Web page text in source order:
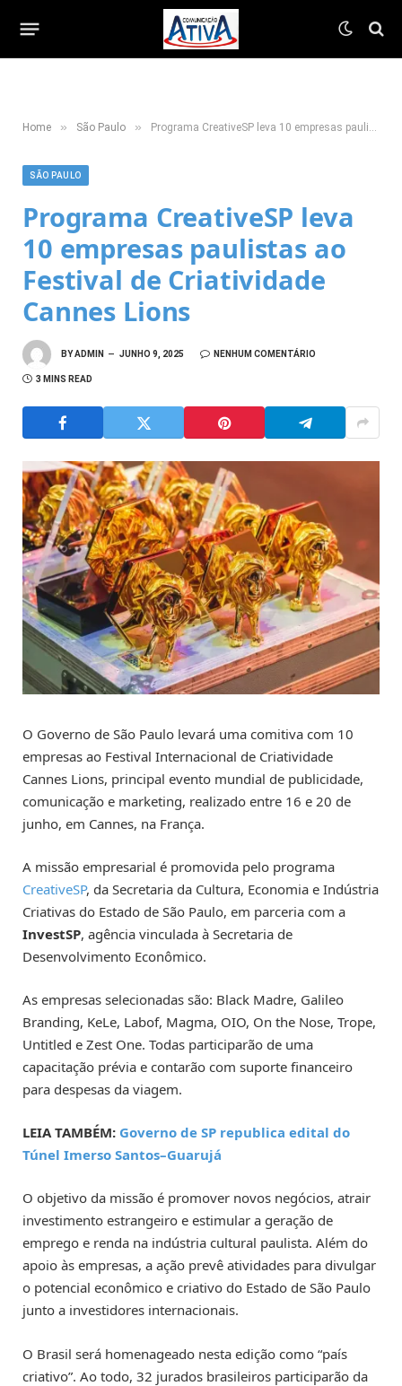
Home » São Paulo » Programa CreativeSP leva 10 empresas paulistas ao Festival de Criatividade Cannes Lions
SÃO PAULO
Programa CreativeSP leva
10 empresas paulistas ao
Festival de Criatividade
Cannes Lions
BYADMIN JUNHO 9, 2025 NENHUM COMENTÁRIO
3 MINS READ
O Governo de São Paulo levará uma comitiva com 10
empresas ao Festival Internacional de Criatividade
Cannes Lions, principal evento mundial de publicidade,
comunicação e marketing, realizado entre 16 e 20 de
junho, em Cannes, na França.
A missão empresarial é promovida pelo programa
CreativeSP, da Secretaria da Cultura, Economia e Indústria
Criativas do Estado de São Paulo, em parceria com a
InvestSP, agência vinculada à Secretaria de
Desenvolvimento Econômico.
As empresas selecionadas são: Black Madre, Galileo
Branding, KeLe, Labof, Magma, OIO, On the Nose, Trope,
Untitled e Zest One. Todas participarão de uma
capacitação prévia e contarão com suporte financeiro
para despesas da viagem.
LEIA TAMBÉM: Governo de SP republica edital do
Túnel Imerso Santos–Guarujá
O objetivo da missão é promover novos negócios, atrair
investimento estrangeiro e estimular a geração de
emprego e renda na indústria cultural paulista. Além do
apoio às empresas, a ação prevê atividades para divulgar
o potencial econômico e criativo do Estado de São Paulo
junto a investidores internacionais.
O Brasil será homenageado nesta edição como “país
criativo”. Ao todo, 32 jurados brasileiros participarão da